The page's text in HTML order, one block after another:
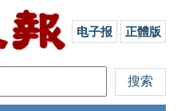
电子报 正體版